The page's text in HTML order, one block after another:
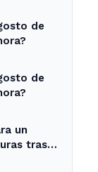
de
de
un
tras